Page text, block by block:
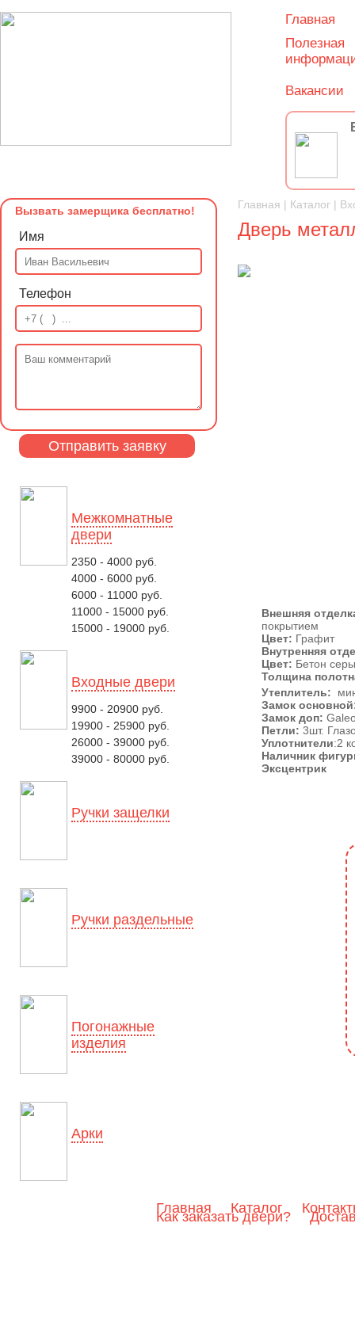
Главная
Полезная
Вакансии
Вызвать замерщика бесплатно!
Имя
Телефон
Межкомнатные
двери
2350 - 4000 руб.
4000 - 6000 руб.
6000 - 11000 руб.
11000 - 15000 руб.
15000 - 19000 руб.
Входные двери
9900 - 20900 руб.
19900 - 25900 руб.
26000 - 39000 руб.
39000 - 80000 руб.
Ручки защелки
Ручки раздельные
Погонажные
изделия
Арки
Главная | Каталог |
Дверь
Внешняя
покрытием
Цвет: Графит
Внутренняя
Цвет: Бетон
Толщина
Утеплитель:
Замок
Замок доп:
Петли: 3шт.
Уплотнители:2
Наличник
Эксцентрик
Главная Каталог
Как заказать двери?